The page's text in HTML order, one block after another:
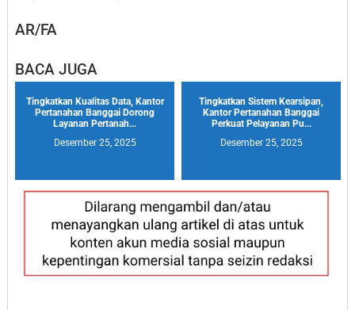
AR/FA
BACA JUGA
Tingkatkan Kualitas Data, Kantor
Pertanahan Banggai Dorong
Layanan Pertanah...
Desember 25, 2025
Tingkatkan Sistem Kearsipan,
Kantor Pertanahan Banggai
Perkuat Pelayanan Pu...
Desember 25, 2025